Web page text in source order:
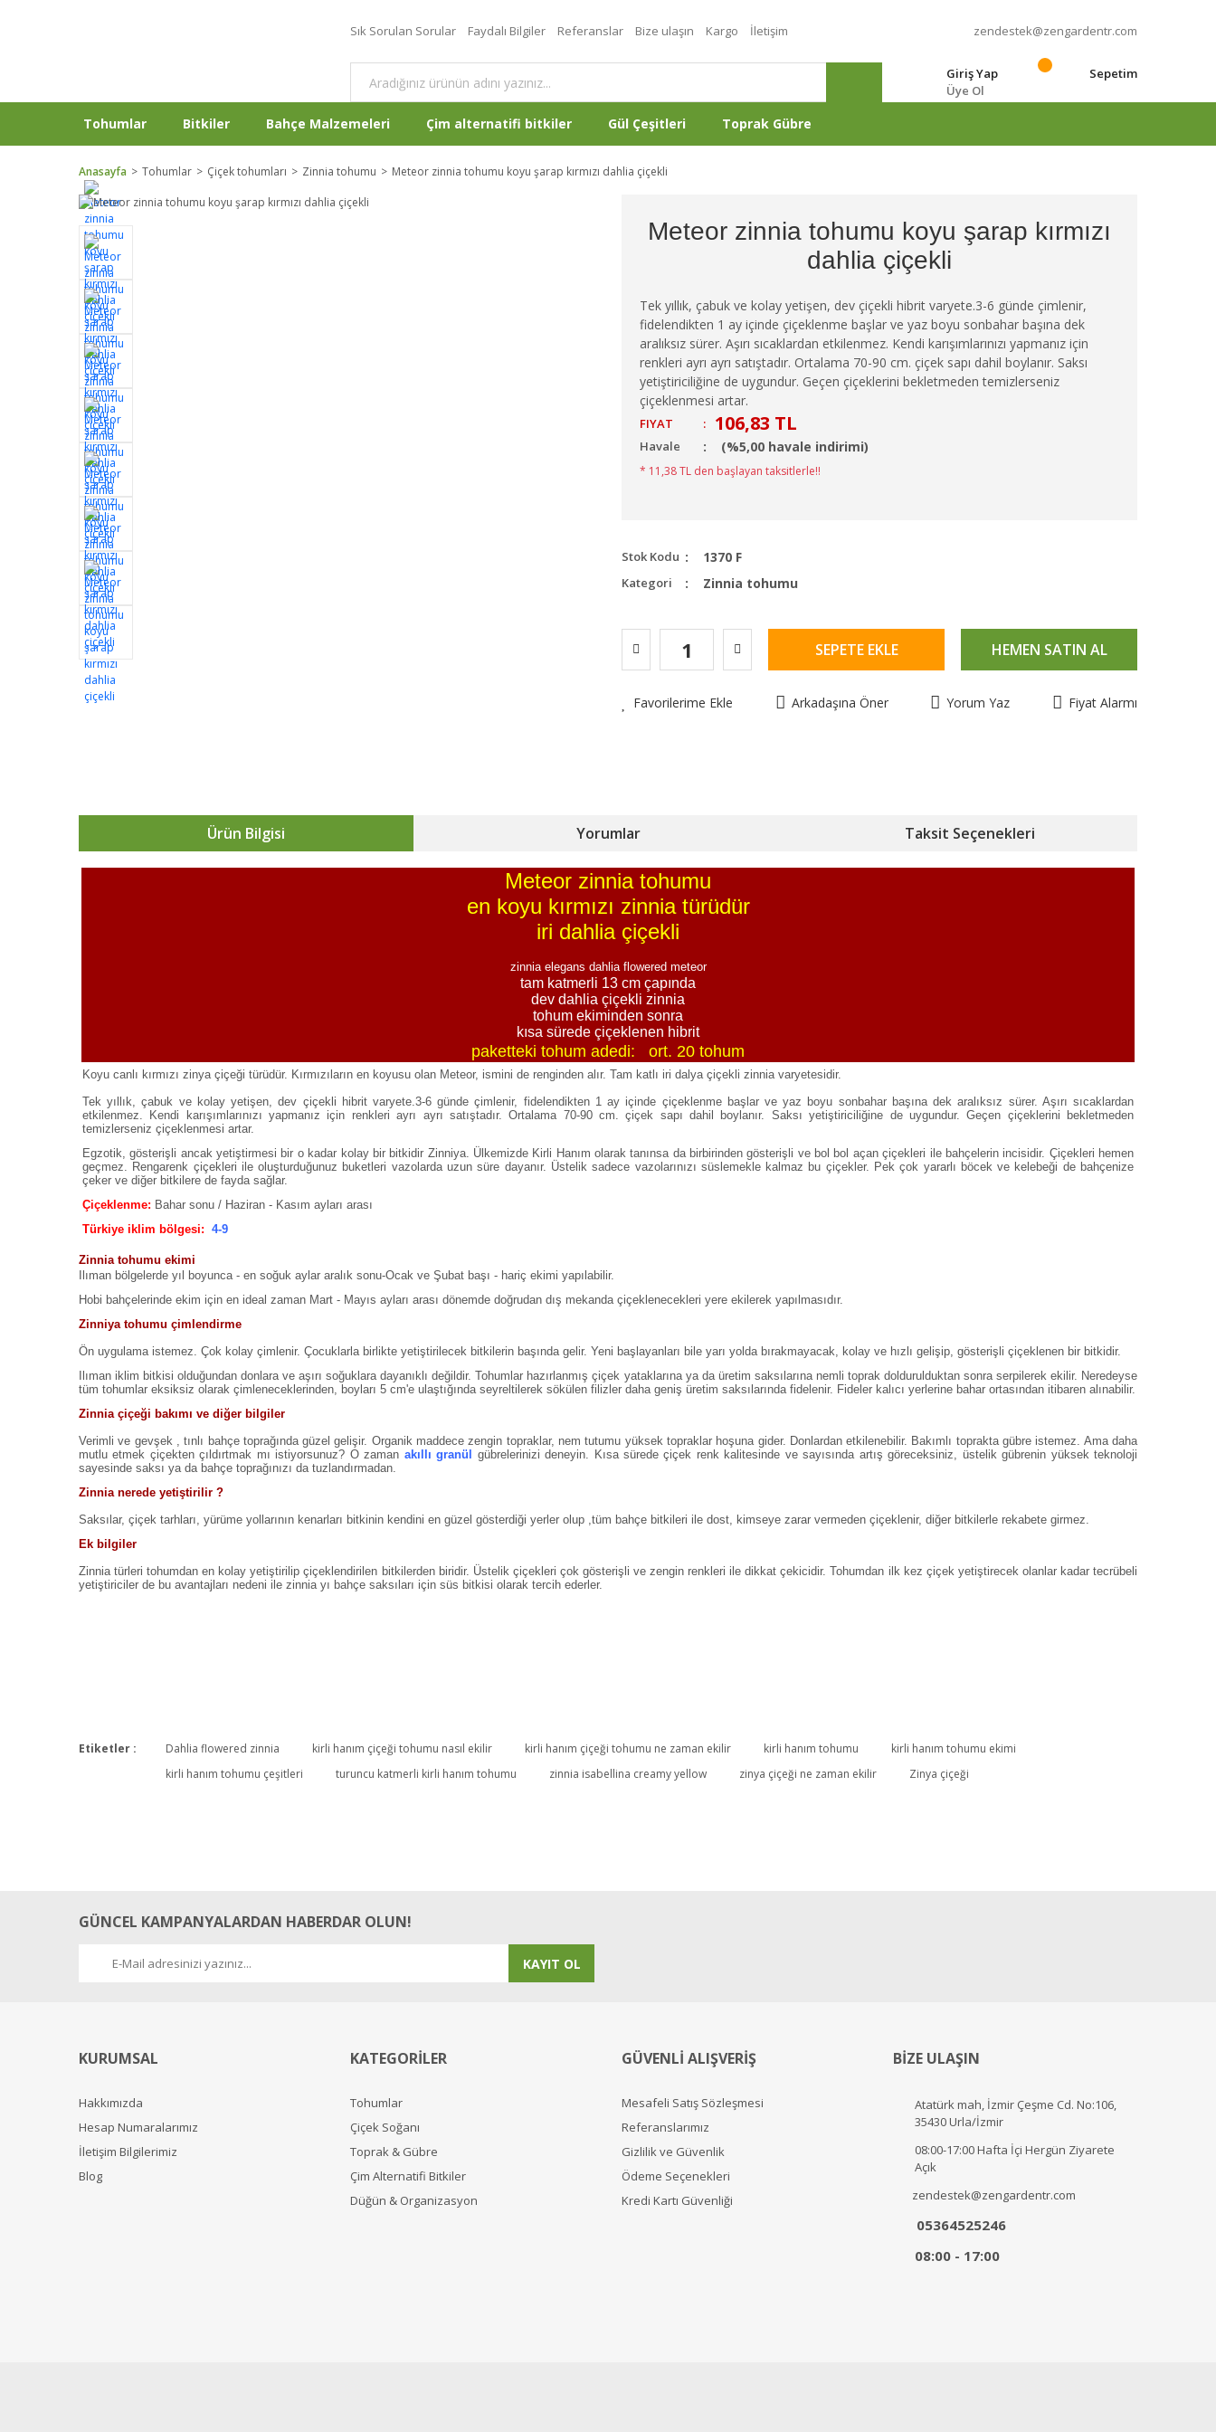
Sık Sorulan Sorular Faydalı Bilgiler Referanslar Bize ulaşın Kargo İletişim zendestek@zengardentr.com
Giriş Yap
Üye Ol
Sepetim
Tohumlar Bitkiler Bahçe Malzemeleri Çim alternatifi bitkiler Gül Çeşitleri Toprak Gübre
Anasayfa Tohumlar Çiçek tohumları Zinnia tohumu Meteor zinnia tohumu koyu şarap kırmızı dahlia çiçekli
Meteor zinnia tohumu koyu şarap kırmızı
dahlia çiçekli
Tek yıllık, çabuk ve kolay yetişen, dev çiçekli hibrit varyete.3-6 günde çimlenir,
fidelendikten 1 ay içinde çiçeklenme başlar ve yaz boyu sonbahar başına dek
aralıksız sürer. Aşırı sıcaklardan etkilenmez. Kendi karışımlarınızı yapmanız için
renkleri ayrı ayrı satıştadır. Ortalama 70-90 cm. çiçek sapı dahil boylanır. Saksı
yetiştiriciliğine de uygundur. Geçen çiçeklerini bekletmeden temizlerseniz
çiçeklenmesi artar.
FIYAT : 106,83 TL
Havale (%5,00 havale indirimi)
* 11,38 TL den başlayan taksitlerle!!
Stok Kodu 1370 F
Kategori Zinnia tohumu
SEPETE EKLE HEMEN SATIN AL
Favorilerime Ekle Arkadaşına Öner Yorum Yaz Fiyat Alarmı
Ürün Bilgisi Yorumlar Taksit Seçenekleri
Meteor zinnia tohumu
en koyu kırmızı zinnia türüdür
iri dahlia çiçekli
zinnia elegans dahlia flowered meteor
tam katmerli 13 cm çapında
dev dahlia çiçekli zinnia
tohum ekiminden sonra
kısa sürede çiçeklenen hibrit
paketteki tohum adedi: ort. 20 tohum
Koyu canlı kırmızı zinya çiçeği türüdür. Kırmızıların en koyusu olan Meteor, ismini de renginden alır. Tam katlı iri dalya çiçekli zinnia varyetesidir.
Tek yıllık, çabuk ve kolay yetişen, dev çiçekli hibrit varyete.3-6 günde çimlenir, fidelendikten 1 ay içinde çiçeklenme başlar ve yaz boyu sonbahar başına dek aralıksız sürer. Aşırı sıcaklardan
etkilenmez. Kendi karışımlarınızı yapmanız için renkleri ayrı ayrı satıştadır. Ortalama 70-90 cm. çiçek sapı dahil boylanır. Saksı yetiştiriciliğine de uygundur. Geçen çiçeklerini bekletmeden
temizlerseniz çiçeklenmesi artar.
Egzotik, gösterişli ancak yetiştirmesi bir o kadar kolay bir bitkidir Zinniya. Ülkemizde Kirli Hanım olarak tanınsa da birbirinden gösterişli ve bol bol açan çiçekleri ile bahçelerin incisidir. Çiçekleri hemen
geçmez. Rengarenk çiçekleri ile oluşturduğunuz buketleri vazolarda uzun süre dayanır. Üstelik sadece vazolarınızı süslemekle kalmaz bu çiçekler. Pek çok yararlı böcek ve kelebeği de bahçenize
çeker ve diğer bitkilere de fayda sağlar.
Çiçeklenme: Bahar sonu / Haziran - Kasım ayları arası
Türkiye iklim bölgesi: 4-9
Zinnia tohumu ekimi
Ilıman bölgelerde yıl boyunca - en soğuk aylar aralık sonu-Ocak ve Şubat başı - hariç ekimi yapılabilir.
Hobi bahçelerinde ekim için en ideal zaman Mart - Mayıs ayları arası dönemde doğrudan dış mekanda çiçeklenecekleri yere ekilerek yapılmasıdır.
Zinniya tohumu çimlendirme
Ön uygulama istemez. Çok kolay çimlenir. Çocuklarla birlikte yetiştirilecek bitkilerin başında gelir. Yeni başlayanları bile yarı yolda bırakmayacak, kolay ve hızlı gelişip, gösterişli çiçeklenen bir bitkidir.
Ilıman iklim bitkisi olduğundan donlara ve aşırı soğuklara dayanıklı değildir. Tohumlar hazırlanmış çiçek yataklarına ya da üretim saksılarına nemli toprak doldurulduktan sonra serpilerek ekilir. Neredeyse
tüm tohumlar eksiksiz olarak çimleneceklerinden, boyları 5 cm'e ulaştığında seyreltilerek sökülen filizler daha geniş üretim saksılarında fidelenir. Fideler kalıcı yerlerine bahar ortasından itibaren alınabilir.
Zinnia çiçeği bakımı ve diğer bilgiler
Verimli ve gevşek , tınlı bahçe toprağında güzel gelişir. Organik maddece zengin topraklar, nem tutumu yüksek topraklar hoşuna gider. Donlardan etkilenebilir. Bakımlı toprakta gübre istemez. Ama daha
mutlu etmek çiçekten çıldırtmak mı istiyorsunuz? O zaman akıllı granül
gübrelerinizi deneyin. Kısa sürede çiçek renk kalitesinde ve sayısında artış göreceksiniz, üstelik gübrenin yüksek teknoloji
sayesinde saksı ya da bahçe toprağınızı da tuzlandırmadan.
Zinnia nerede yetiştirilir ?
Saksılar, çiçek tarhları, yürüme yollarının kenarları bitkinin kendini en güzel gösterdiği yerler olup ,tüm bahçe bitkileri ile dost, kimseye zarar vermeden çiçeklenir, diğer bitkilerle rekabete girmez.
Ek bilgiler
Zinnia türleri tohumdan en kolay yetiştirilip çiçeklendirilen bitkilerden biridir. Üstelik çiçekleri çok gösterişli ve zengin renkleri ile dikkat çekicidir. Tohumdan ilk kez çiçek yetiştirecek olanlar kadar tecrübeli
yetiştiriciler de bu avantajları nedeni ile zinnia yı bahçe saksıları için süs bitkisi olarak tercih ederler.
Bu ürüne ilk yorumu siz yapın!
Etiketler : Dahlia flowered zinnia kirli hanım çiçeği tohumu nasıl ekilir kirli hanım çiçeği tohumu ne zaman ekilir kirli hanım tohumu
kirli hanım tohumu ekimi
kirli hanım tohumu çeşitleri
turuncu katmerli kirli hanım tohumu zinnia isabellina creamy yellow zinya çiçeği ne zaman ekilir Zinya çiçeği
GÜNCEL KAMPANYALARDAN HABERDAR OLUN!
KAYIT OL
KURUMSAL
Hakkımızda
Hesap Numaralarımız
İletişim Bilgilerimiz
Blog
KATEGORİLER
Tohumlar
Çiçek Soğanı
Toprak & Gübre
Çim Alternatifi Bitkiler
Düğün & Organizasyon
GÜVENLİ ALIŞVERİŞ
Mesafeli Satış Sözleşmesi
Referanslarımız
Gizlilik ve Güvenlik
Ödeme Seçenekleri
Kredi Kartı Güvenliği
BİZE ULAŞIN
Atatürk mah, İzmir Çeşme Cd. No:106,
35430 Urla/İzmir
08:00-17:00 Hafta İçi Hergün Ziyarete
Açık
zendestek@zengardentr.com
05364525246
08:00 - 17:00